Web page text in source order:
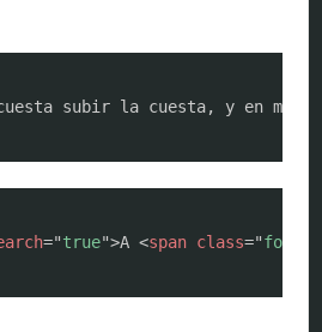
="true">A <span class="found